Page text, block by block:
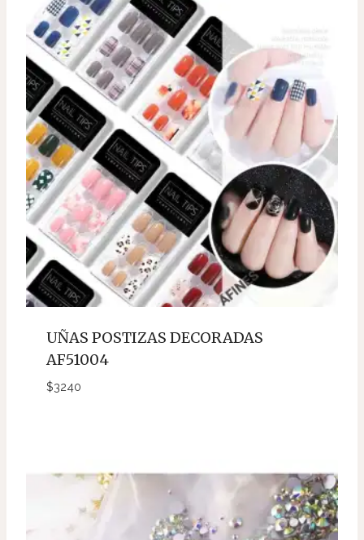
UÑAS POSTIZAS DECORADAS
AF51004
$3240